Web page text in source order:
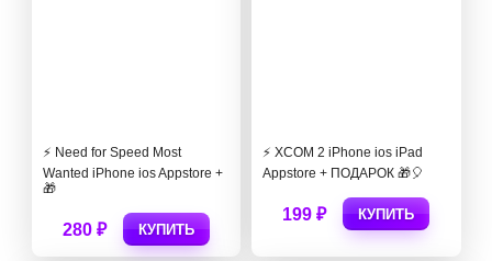
⚡️ Need for Speed Most
Wanted iPhone ios Appstore +
🎁
280 ₽ КУПИТЬ
⚡️ XCOM 2 iPhone ios iPad
Appstore + ПОДАРОК 🎁🎈
199 ₽ КУПИТЬ